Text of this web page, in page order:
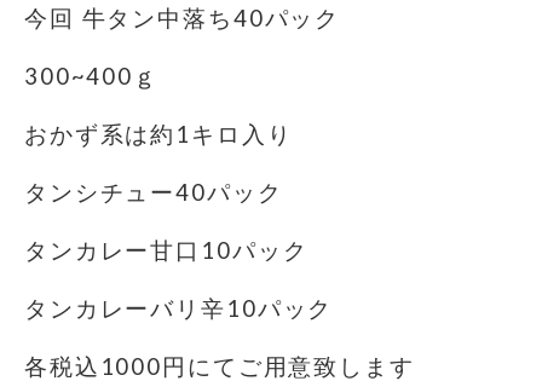
今回 牛タン中落ち40パック
300~400ｇ
おかず系は約1キロ入り
タンシチュー40パック
タンカレー甘口10パック
タンカレーバリ辛10パック
各税込1000円にてご用意致します